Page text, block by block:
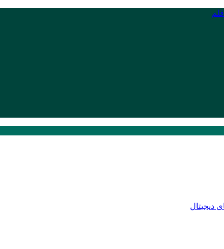
دیجیتال